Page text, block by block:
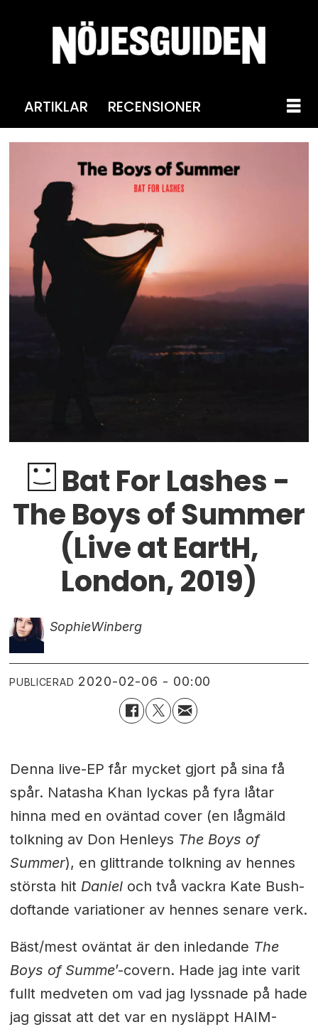
ARTIKLAR RECENSIONER
Bat For Lashes -
The Boys of Summer
(Live at EartH,
London, 2019)
SophieWinberg
PUBLICERAD 2020-02-06 - 00:00
Denna live-EP får mycket gjort på sina få
spår. Natasha Khan lyckas på fyra låtar
hinna med en oväntad cover (en lågmäld
tolkning av Don Henleys The Boys of
Summer), en glittrande tolkning av hennes
största hit Danieloch två vackra Kate Bush-
doftande variationer av hennes senare verk.
Bäst/mest oväntat är den inledande The
Boys of Summe’-covern. Hade jag inte varit
fullt medveten om vad jag lyssnade på hade
jag gissat att det var en nysläppt HAIM-